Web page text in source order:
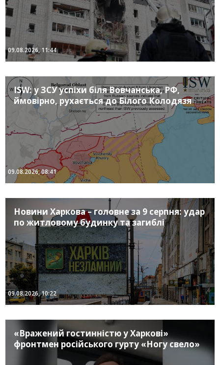
09.08.2026, 11:44
ISW: у ЗСУ успіхи біля Вовчанська, РФ,
ймовірно, рухається до Білого Колодязя
09.08.2026, 08:41
Новини Харкова – головне за 9 серпня: удар
по житловому будинку та загиблі
09.08.2026, 10:22
«Вражений гостинністю у Харкові»
фронтмен російського гурту «Ногу свело»